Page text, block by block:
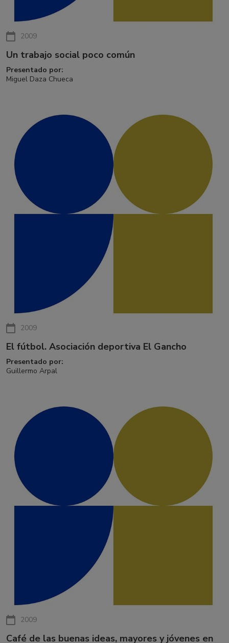
2009
Un trabajo social poco común
Presentado por:
Miguel Daza Chueca
2009
El fútbol. Asociación deportiva El Gancho
Presentado por:
Guillermo Arpal
2009
Café de las buenas ideas, mayores y jóvenes en